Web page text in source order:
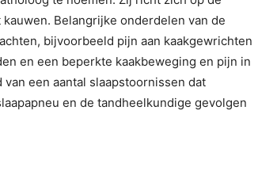
Belangrijke onderdelen van de
bijvoorbeeld pijn aan kaakgewrichten
en een beperkte kaakbeweging en pijn in
een aantal slaapstoornissen dat
en de tandheelkundige gevolgen